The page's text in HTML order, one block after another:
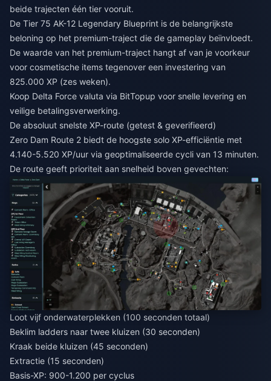
beide trajecten één tier vooruit.
De Tier 75 AK-12 Legendary Blueprint is de belangrijkste
beloning op het premium-traject die de gameplay beïnvloedt.
De waarde van het premium-traject hangt af van je voorkeur
voor cosmetische items tegenover een investering van
825.000 XP (zes weken).
Koop Delta Force valuta via BitTopup voor snelle levering en
veilige betalingsverwerking.
De absoluut snelste XP-route (getest & geverifieerd)
Zero Dam Route 2 biedt de hoogste solo XP-efficiëntie met
4.140-5.520 XP/uur via geoptimaliseerde cycli van 13 minuten.
De route geeft prioriteit aan snelheid boven gevechten:
Loot vijf onderwaterplekken (100 seconden totaal)
Beklim ladders naar twee kluizen (30 seconden)
Kraak beide kluizen (45 seconden)
Extractie (15 seconden)
Basis-XP: 900-1.200 per cyclus